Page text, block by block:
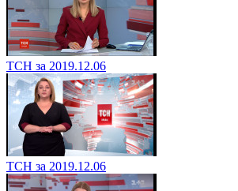
ТСН за 2019.12.06
ТСН за 2019.12.06